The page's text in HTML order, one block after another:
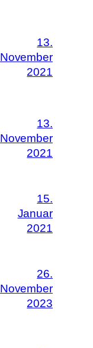
13.
November
2021
13.
November
2021
15.
Januar
2021
26.
November
2023